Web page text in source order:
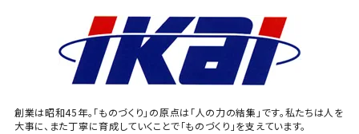
創業は昭和45年。「ものづくり」の原点は「人の力の結集」です。私たちは人を
大事に、また丁寧に育成していくことで「ものづくり」を支えています。